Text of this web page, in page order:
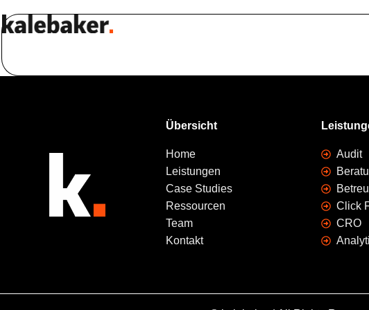
Übersicht
Home
Leistungen
Case Studies
Ressourcen
Team
Kontakt
Audit
Click
CRO